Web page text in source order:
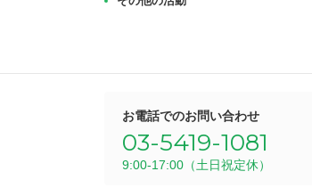
お電話でのお問い合わせ
03-5419-1081
9:00-17:00（土日祝定休）